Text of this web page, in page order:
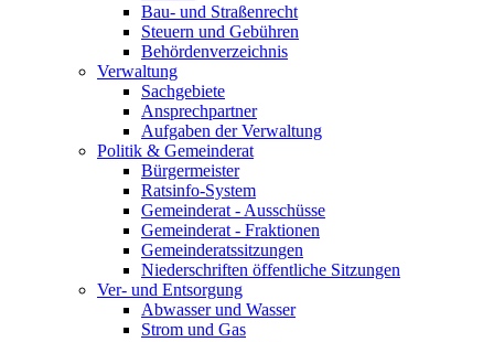
Bau- und Straßenrecht
Steuern und Gebühren
Behördenverzeichnis
Verwaltung
Sachgebiete
Ansprechpartner
Aufgaben der Verwaltung
Politik & Gemeinderat
Bürgermeister
Ratsinfo-System
Gemeinderat - Ausschüsse
Gemeinderat - Fraktionen
Gemeinderatssitzungen
Niederschriften öffentliche Sitzungen
Ver- und Entsorgung
Abwasser und Wasser
Strom und Gas